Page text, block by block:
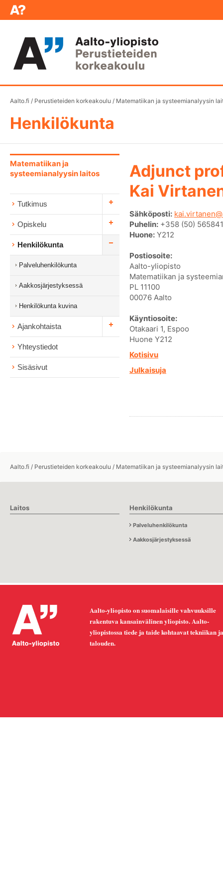
Aalto.fi / Perustieteiden korkeakoulu / Matematiikan ja systeemianalyysin
Henkilökunta
Matematiikan ja
systeemianalyysin laitos
Tutkimus
Opiskelu
Henkilökunta
Palveluhenkilökunta
Aakkosjärjestyksessä
Henkilökunta kuvina
Ajankohtaista
Yhteystiedot
Sisäsivut
Adjunct
Kai
Sähköposti:
Puhelin: +358 (50)
Huone: Y212
Postiosoite:
Aalto-yliopisto
Matematiikan ja
PL 11100
00076 Aalto
Käyntiosoite:
Otakaari 1, Espoo
Huone Y212
Kotisivu
Julkaisuja
Aalto.fi / Perustieteiden korkeakoulu / Matematiikan ja systeemianalyysin
Laitos Henkilökunta
Palveluhenkilökunta
Aakkosjärjestyksessä
Aalto-yliopisto on suomalaisille vahvuuksille
rakentuva kansainvälinen yliopisto. Aalto-
yliopistossa tiede ja taide kohtaavat tekniikan ja
talouden.